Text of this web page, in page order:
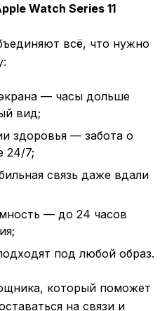
Watch Series 11
всё, что нужно
— часы дольше
вид;
здоровья — забота о
24/7;
связь даже вдали
— до 24 часов
под любой образ.
который поможет
на связи и